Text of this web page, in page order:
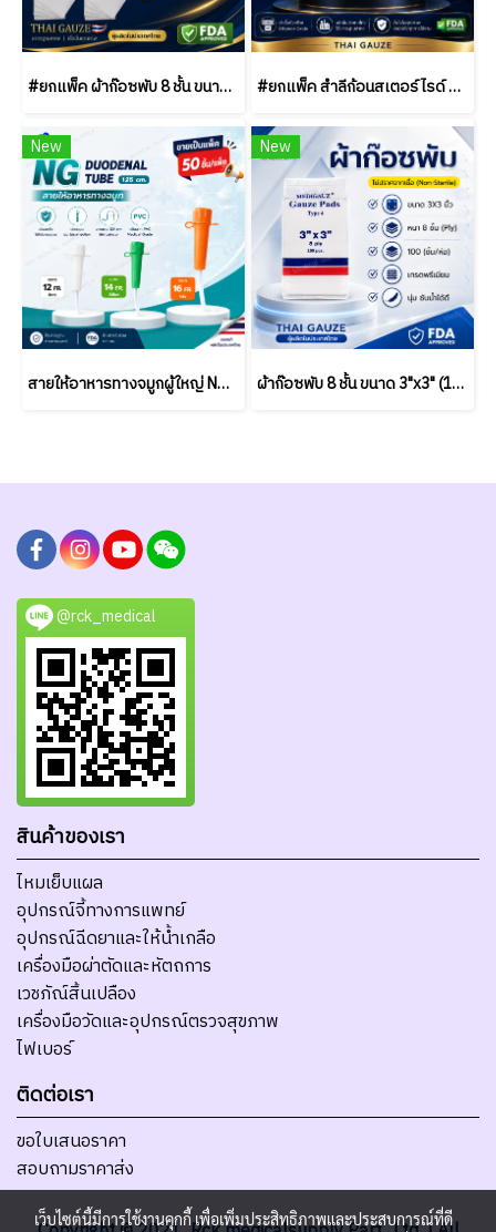
#ยกแพ็ค ผ้าก๊อซพับ 8 ชั้น ขนาด 2x2 / 3x3 / 4x4 นิ้ว (10 ซอง/แพ็ค) ชนิดสเตอร์ไรด์ THAI GAUZE #ยกแพ็ค สำลีก้อนสเตอร์ไรด์ Thai Gauze 0.35g (5 ก้อน/ซอง) / (25 ซอง/แพ็ค)
New
สายให้อาหารทางจมูกผู้ใหญ่ NG Duodenal Tube 125 ซม. เบอร์ 12/14/16 | Medical Grade PVC | ขายยกแพ็ค (50 ชิ้น)
New
ผ้าก๊อซพับ 8 ชั้น ขนาด 3"x3" (100 ชิ้น/ห่อ) ชนิดไม่สเตอร์ไรด์ THAI GAUZE
@rck_medical
สินค้าของเรา
ไหมเย็บแผล
อุปกรณ์จี้ทางการแพทย์
อุปกรณ์ฉีดยาและให้น้ำเกลือ
เครื่องมือผ่าตัดและหัตถการ
เวชภัณ์สิ้นเปลือง
เครื่องมือวัดและอุปกรณ์ตรวจสุขภาพ
ไฟเบอร์
ติดต่อเรา
ขอใบเสนอราคา
สอบถามราคาส่ง
เว็บไซต์นี้มีการใช้งานคุกกี้ เพื่อเพิ่มประสิทธิภาพและประสบการณ์ที่ดี